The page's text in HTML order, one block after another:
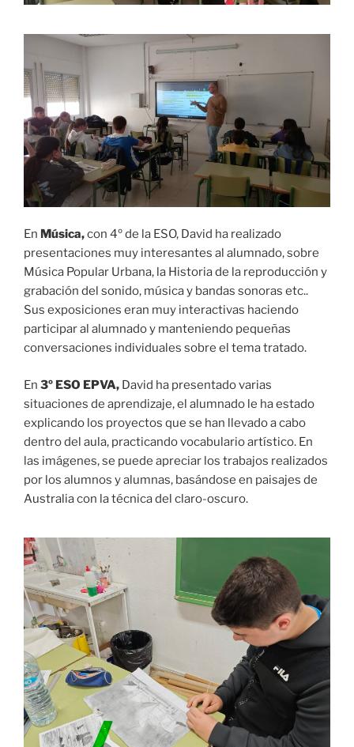
En Música,con 4º de la ESO, David ha realizado
presentaciones muy interesantes al alumnado, sobre
Música Popular Urbana, la Historia de la reproducción y
grabación del sonido, música y bandas sonoras etc..
Sus exposiciones eran muy interactivas haciendo
participar al alumnado y manteniendo pequeñas
conversaciones individuales sobre el tema tratado.
En 3º ESO EPVA, David ha presentado varias
situaciones de aprendizaje, el alumnado le ha estado
explicando los proyectos que se han llevado a cabo
dentro del aula, practicando vocabulario artístico. En
las imágenes, se puede apreciar los trabajos realizados
por los alumnos y alumnas, basándose en paisajes de
Australia con la técnica del claro-oscuro.